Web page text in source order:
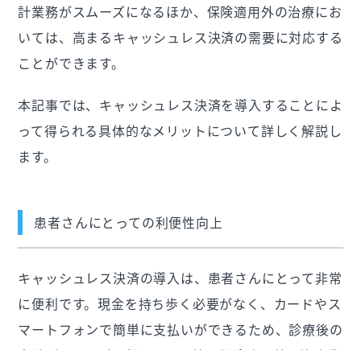
計業務がスムーズになるほか、保険適用外の治療にお
いては、高まるキャッシュレス決済の需要に対応する
ことができます。
本記事では、キャッシュレス決済を導入することによ
って得られる具体的なメリットについて詳しく解説し
ます。
患者さんにとっての利便性向上
キャッシュレス決済の導入は、患者さんにとって非常
に便利です。現金を持ち歩く必要がなく、カードやス
マートフォンで簡単に支払いができるため、診療後の